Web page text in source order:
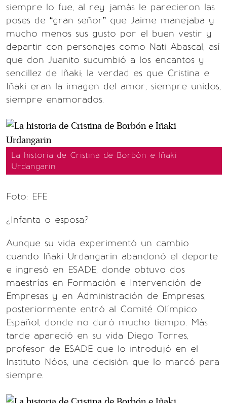
siempre lo fue, al rey jamás le parecieron las
poses de “gran señor” que Jaime manejaba y
mucho menos sus gusto por el buen vestir y
departir con personajes como Nati Abascal; así
que don Juanito sucumbió a los encantos y
sencillez de Iñaki; la verdad es que Cristina e
Iñaki eran la imagen del amor, siempre unidos,
siempre enamorados.
La historia de Cristina de Borbón e Iñaki
Urdangarin
Foto: EFE
¿Infanta o esposa?
Aunque su vida experimentó un cambio
cuando Iñaki Urdangarin abandonó el deporte
e ingresó en ESADE, donde obtuvo dos
maestrías en Formación e Intervención de
Empresas y en Administración de Empresas,
posteriormente entró al Comité Olímpico
Español, donde no duró mucho tiempo. Más
tarde apareció en su vida Diego Torres,
profesor de ESADE que lo introdujó en el
Instituto Nóos, una decisión que lo marcó para
siempre.